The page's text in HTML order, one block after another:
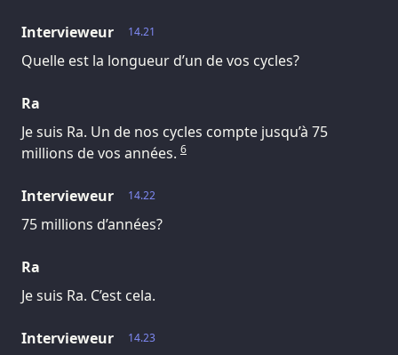
14.21
Intervieweur
Quelle est la longueur d’un de vos cycles?
Ra
Je suis Ra. Un de nos cycles compte jusqu’à 75
millions de vos années. 6
14.22
Intervieweur
75 millions d’années?
Ra
Je suis Ra. C’est cela.
14.23
Intervieweur